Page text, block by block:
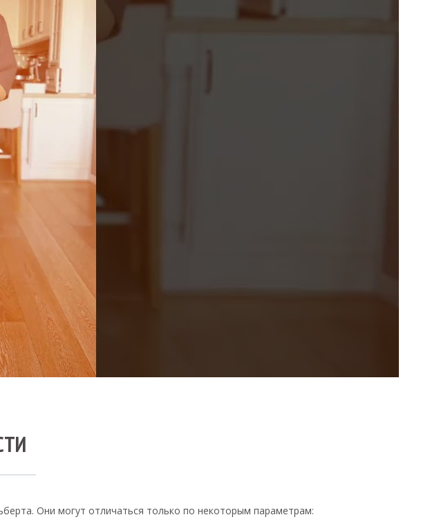
Они могут отличаться только по некоторым параметрам: